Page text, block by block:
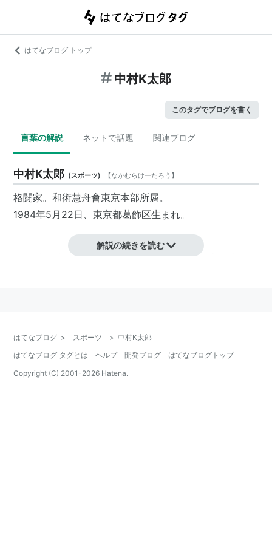
はてなブログ トップ
中村K太郎
このタグでブログを書く
言葉の解説 ネットで話題 関連ブログ
中村K太郎 (スポーツ) 【なかむらけーたろう 】
格闘家。和術慧舟會東京本部所属。
1984年5月22日、東京都葛飾区生まれ。
2004年に修斗公式戦にデビューし、2005年度修斗ミド
それらをあわせ、2006年12月にアメリカの「UFN」に
解説の続きを読む
はてなブログ > スポーツ > 中村K太郎
はてなブログ タグとは
ヘルプ 開発ブログ
はてなブログトップ
Copyright (C) 2001-2026 Hatena.